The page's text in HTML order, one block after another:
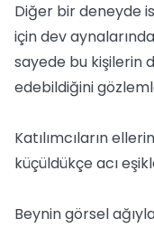
Diğer bir deneyde
için dev
sayede bu kişilerin
edebildiğini
Katılımcıların
küçüldükçe acı
Beynin görsel